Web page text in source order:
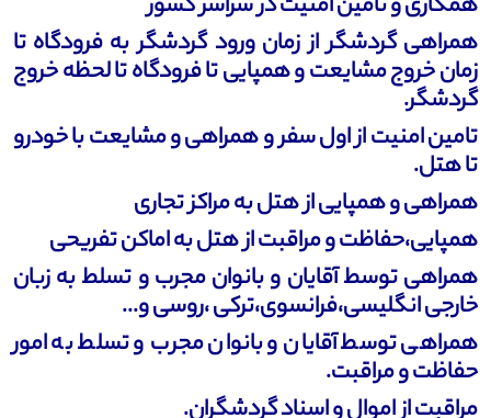
همراهی گردشگر از زمان ورود گردشگر به فرودگاه تا
زمان خروج مشایعت و همپایی تا فرودگاه تا لحظه خروج
گردشگر.
تامین امنیت از اول سفر و همراهی و مشایعت با خودرو
تا هتل.
همراهی و همپایی از هتل به مراکز تجاری
همپایی،حفاظت و مراقبت از هتل به اماکن تفریحی
همراهی توسط آقایان و بانوان مجرب و تسلط به زبان
خارجی انگلیسی،فرانسوی،ترکی ،روسی و...
همراهی توسط آقایان و بانوان مجرب و تسلط به امور
حفاظت و مراقبت.